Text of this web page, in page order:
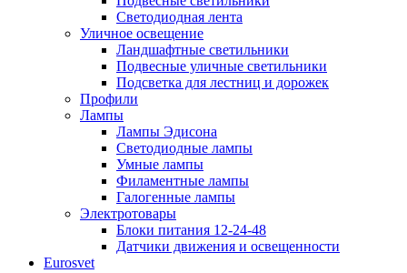
Светодиодная лента
Уличное освещение
Ландшафтные светильники
Подвесные уличные светильники
Подсветка для лестниц и дорожек
Профили
Лампы
Лампы Эдисона
Светодиодные лампы
Умные лампы
Филаментные лампы
Галогенные лампы
Электротовары
Блоки питания 12-24-48
Датчики движения и освещенности
Eurosvet